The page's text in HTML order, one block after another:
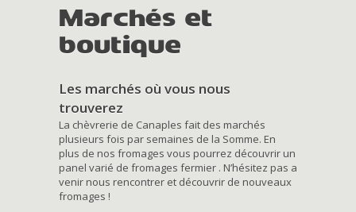
Marchés et
boutique
Les marchés où vous nous
trouverez
La chèvrerie de Canaples fait des marchés
plusieurs fois par semaines de la Somme. En
plus de nos fromages vous pourrez découvrir un
panel varié de fromages fermier . N’hésitez pas a
venir nous rencontrer et découvrir de nouveaux
fromages !